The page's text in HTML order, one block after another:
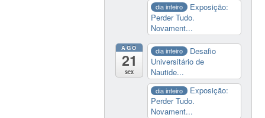
dia inteiro
Exposição:
Perder Tudo.
Novament...
AGO
21
sex
dia inteiro
Desafio
Universitário de
Nautide...
dia inteiro
Exposição:
Perder Tudo.
Novament...